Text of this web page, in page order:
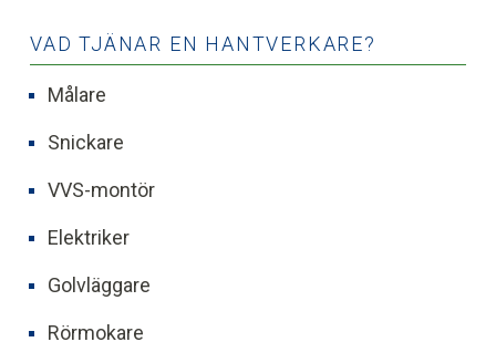
VAD TJÄNAR EN HANTVERKARE?
Målare
Snickare
VVS-montör
Elektriker
Golvläggare
Rörmokare